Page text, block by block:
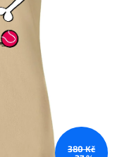
380 Kč